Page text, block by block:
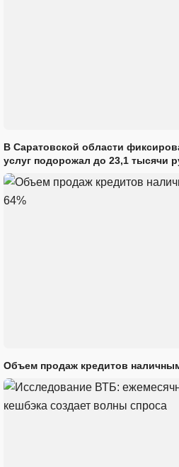
В Саратовской области
услуг подорожал до 23,1 тысячи
Объем продаж кредитов